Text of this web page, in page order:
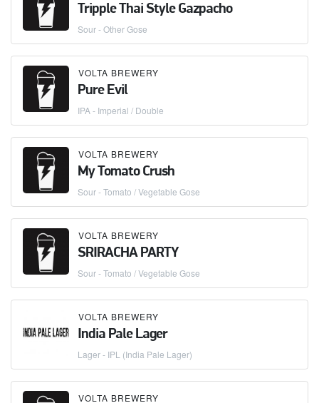
Tripple Thai Style Gazpacho
Sour - Other Gose
VOLTA BREWERY
Pure Evil
IPA - Imperial / Double
VOLTA BREWERY
My Tomato Crush
Sour - Tomato / Vegetable Gose
VOLTA BREWERY
SRIRACHA PARTY
Sour - Tomato / Vegetable Gose
VOLTA BREWERY
India Pale Lager
Lager - IPL (India Pale Lager)
VOLTA BREWERY